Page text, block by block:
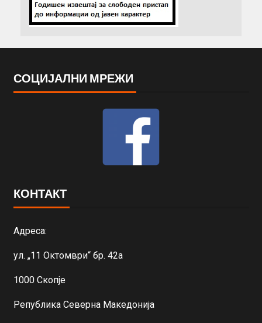
СОЦИЈАЛНИ МРЕЖИ
КОНТАКТ
Адреса:
ул. „11 Октомври“ бр. 42а
1000 Скопје
Република Северна Македонија